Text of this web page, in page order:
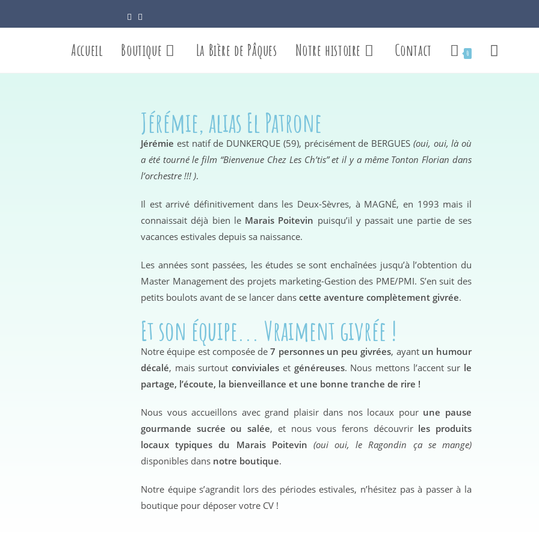
Accueil Boutique La Bière de Pâques Notre histoire Contact 0
Jérémie, alias El Patrone
Jérémie est natif de DUNKERQUE (59), précisément de BERGUES (oui, oui, là où
a été tourné le film “Bienvenue Chez Les Ch’tis” et il y a même Tonton Florian dans
l’orchestre !!! ).
Il est arrivé définitivement dans les Deux-Sèvres, à MAGNÉ, en 1993 mais il
connaissait déjà bien le Marais Poitevin puisqu’il y passait une partie de ses
vacances estivales depuis sa naissance.
Les années sont passées, les études se sont enchaînées jusqu’à l’obtention du
Master Management des projets marketing-Gestion des PME/PMI. S’en suit des
petits boulots avant de se lancer dans cette aventure complètement givrée.
Et son équipe... Vraiment givrée !
Notre équipe est composée de7 personnes un peu givrées, ayantun humour
décalé, mais surtoutconviviales et généreuses. Nous mettons l’accent sur le
partage, l’écoute, la bienveillance et une bonne tranche de rire !
Nous vous accueillons avec grand plaisir dans nos locaux pour une pause
gourmande sucrée ou salée, et nous vous ferons découvrir les produits
locaux typiques du Marais Poitevin (oui oui, le Ragondin ça se mange)
disponibles dans notre boutique.
Notre équipe s’agrandit lors des périodes estivales, n’hésitez pas à passer à la
boutique pour déposer votre CV !